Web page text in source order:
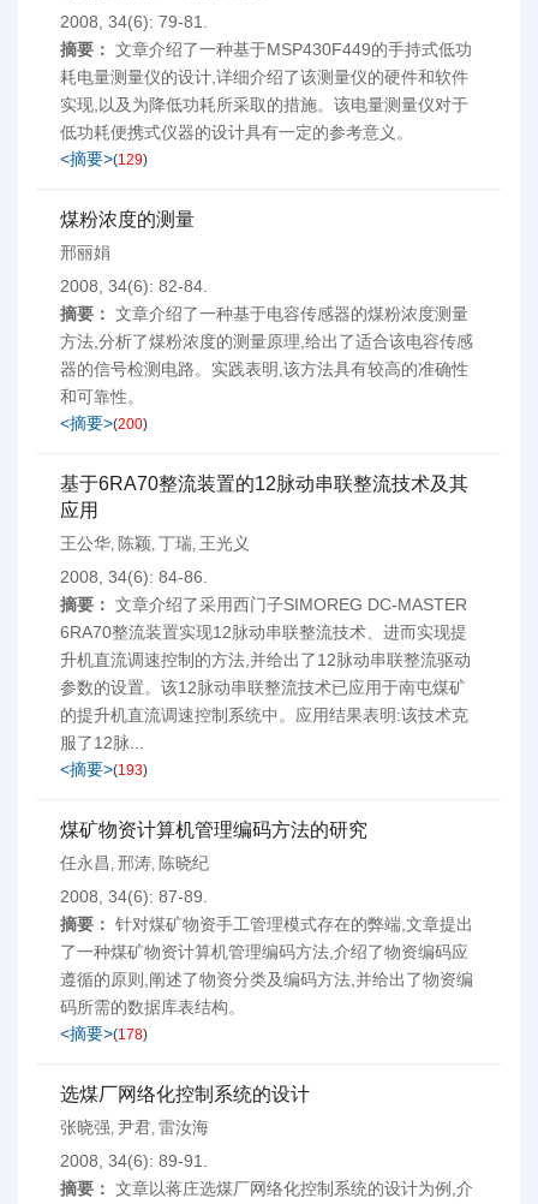
2008, 34(6): 79-81.
摘要： 文章介绍了一种基于MSP430F449的手持式低功
耗电量测量仪的设计,详细介绍了该测量仪的硬件和软件
实现,以及为降低功耗所采取的措施。该电量测量仪对于
低功耗便携式仪器的设计具有一定的参考意义。
<摘要>(129)
煤粉浓度的测量
邢丽娟
2008, 34(6): 82-84.
摘要： 文章介绍了一种基于电容传感器的煤粉浓度测量
方法,分析了煤粉浓度的测量原理,给出了适合该电容传感
器的信号检测电路。实践表明,该方法具有较高的准确性
和可靠性。
<摘要>(200)
基于6RA70整流装置的12脉动串联整流技术及其
应用
王公华, 陈颖, 丁瑞, 王光义
2008, 34(6): 84-86.
摘要： 文章介绍了采用西门子SIMOREG DC-MASTER
6RA70整流装置实现12脉动串联整流技术、进而实现提
升机直流调速控制的方法,并给出了12脉动串联整流驱动
参数的设置。该12脉动串联整流技术已应用于南屯煤矿
的提升机直流调速控制系统中。应用结果表明:该技术克
服了12脉...
<摘要>(193)
煤矿物资计算机管理编码方法的研究
任永昌 , 邢涛, 陈晓纪
2008, 34(6): 87-89.
摘要： 针对煤矿物资手工管理模式存在的弊端,文章提出
了一种煤矿物资计算机管理编码方法,介绍了物资编码应
遵循的原则,阐述了物资分类及编码方法,并给出了物资编
码所需的数据库表结构。
<摘要>(178)
选煤厂网络化控制系统的设计
张晓强, 尹君, 雷汝海
2008, 34(6): 89-91.
摘要： 文章以蒋庄选煤厂网络化控制系统的设计为例,介